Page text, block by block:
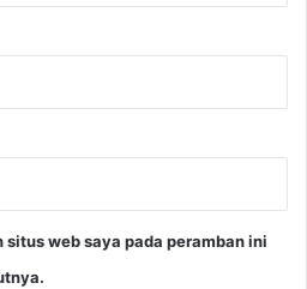
situs web saya pada peramban ini